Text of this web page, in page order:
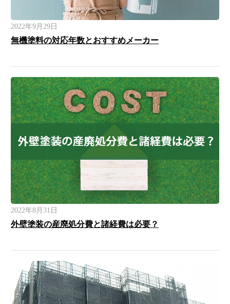
2022年9月29日
無機塗料の対応年数とおすすめメーカー
2022年8月31日
外壁塗装の産廃処分費と諸経費は必要？